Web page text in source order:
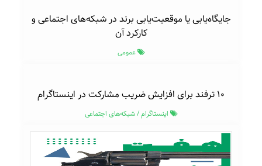
جایگاه‌یابی یا موقعیت‌یابی برند در شبکه‌های اجتماعی و
کارکرد آن
عمومی
اینستاگرام/شبکه‌های اجتماعی